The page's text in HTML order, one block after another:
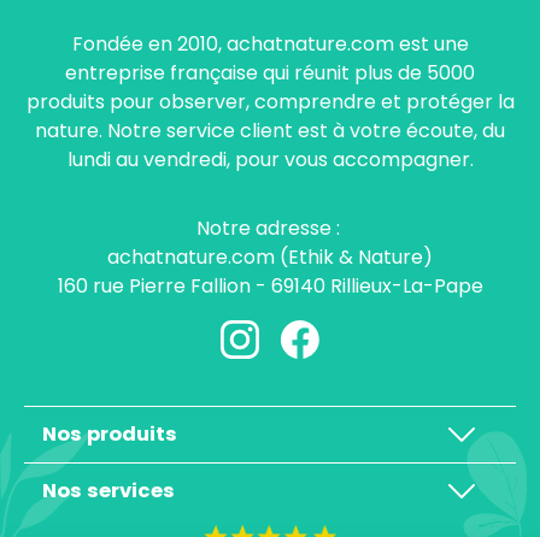
Fondée en 2010, achatnature.com est une
entreprise française qui réunit plus de 5000
produits pour observer, comprendre et protéger la
nature. Notre service client est à votre écoute, du
lundi au vendredi, pour vous accompagner.
Notre adresse :
achatnature.com (Ethik & Nature)
160 rue Pierre Fallion - 69140 Rillieux-La-Pape
Nos produits
Nos services